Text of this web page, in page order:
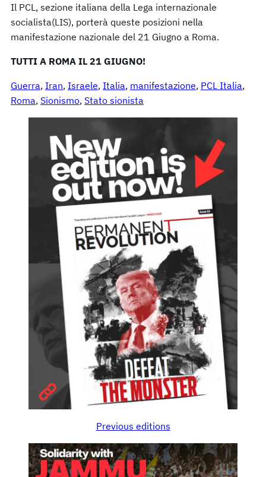
Il PCL, sezione italiana della Lega internazionale
socialista(LIS), porterà queste posizioni nella
manifestazione nazionale del 21 Giugno a Roma.
TUTTI A ROMA IL 21 GIUGNO!
Guerra, Iran, Israele, Italia, manifestazione, PCL Italia
Roma, Sionismo, Stato sionista
Previous editions